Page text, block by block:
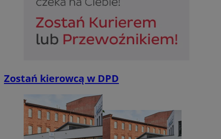
Zostań kierowcą w DPD